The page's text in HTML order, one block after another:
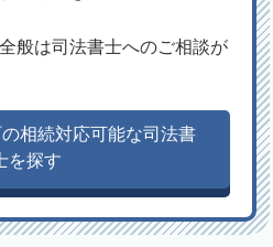
般は司法書士へのご相談が
相続対応可能な司法書
を探す